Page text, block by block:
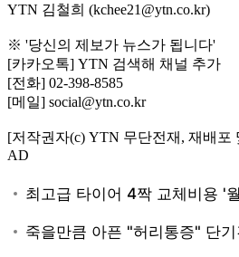
YTN 김철희 (kchee21@ytn.co.kr)
※ '당신의 제보가 뉴스가 됩니다'
[카카오톡] YTN 검색해 채널 추가
[전화] 02-398-8585
[메일] social@ytn.co.kr
[저작권자(c) YTN 무단전재, 재배포
AD